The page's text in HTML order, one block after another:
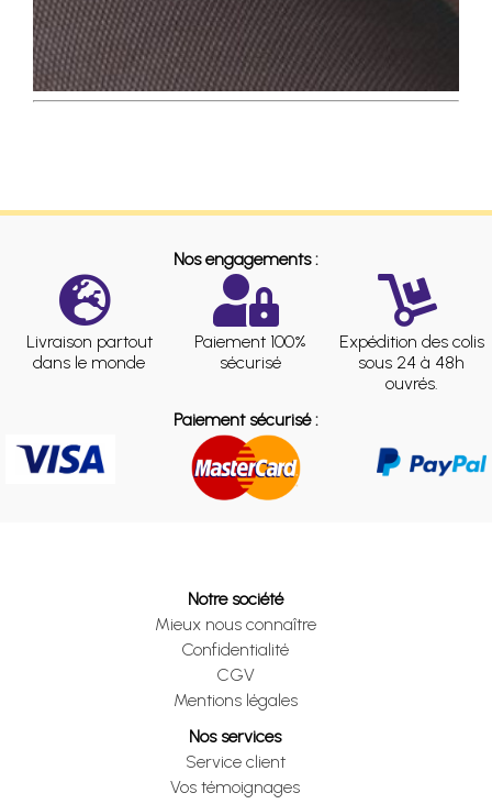
Nos engagements :
Livraison partout
dans le monde
Paiement 100%
sécurisé
Expédition des colis
sous 24 à 48h
ouvrés.
Paiement sécurisé :
Notre société
Mieux nous connaître
Confidentialité
CGV
Mentions légales
Nos services
Service client
Vos témoignages